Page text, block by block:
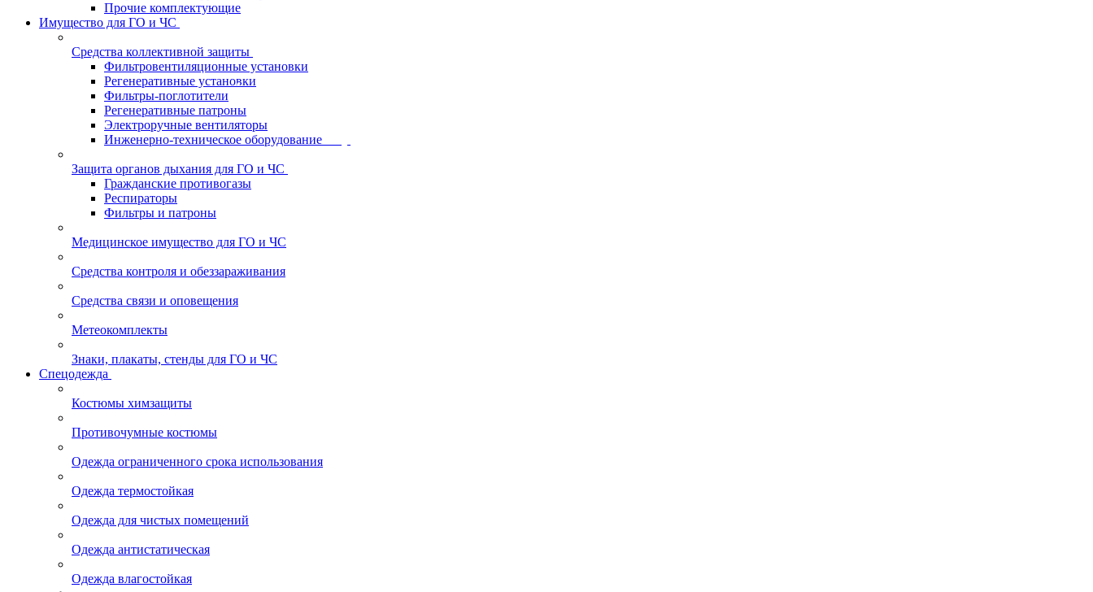
Прочие комплектующие
Имущество для ГО и ЧС
Средства коллективной защиты
Фильтровентиляционные установки
Регенеративные установки
Фильтры-поглотители
Регенеративные патроны
Электроручные вентиляторы
Инженерно-техническое оборудование
Защита органов дыхания для ГО и ЧС
Гражданские противогазы
Респираторы
Фильтры и патроны
Медицинское имущество для ГО и ЧС
Средства контроля и обеззараживания
Средства связи и оповещения
Метеокомплекты
Знаки, плакаты, стенды для ГО и ЧС
Спецодежда
Костюмы химзащиты
Противочумные костюмы
Одежда ограниченного срока использования
Одежда термостойкая
Одежда для чистых помещений
Одежда антистатическая
Одежда влагостойкая